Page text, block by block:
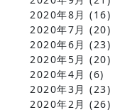
2020年8月 (16)
2020年7月 (20)
2020年6月 (23)
2020年5月 (20)
2020年4月 (6)
2020年3月 (23)
2020年2月 (26)